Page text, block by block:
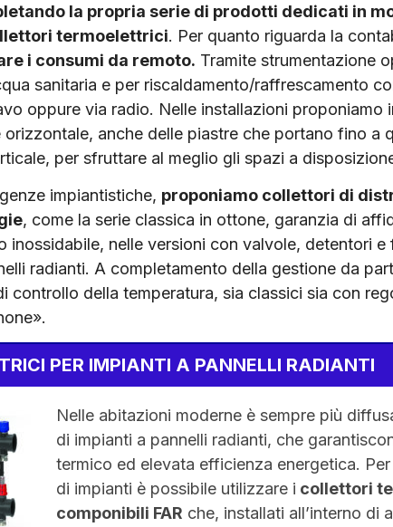
la propria serie di prodotti dedicati in
termoelettrici. Per quanto riguarda la
i consumi da remoto. Tramite strumentazione
sanitaria e per riscaldamento/raffrescamento
oppure via radio. Nelle installazioni proponiamo
anche delle piastre che portano fino a
per sfruttare al meglio gli spazi a
impiantistiche, proponiamo collettori di
, come la serie classica in ottone, garanzia di
inossidabile, nelle versioni con valvole, detentori e
radianti. A completamento della gestione da
controllo della temperatura, sia classici sia con
PER IMPIANTI A PANNELLI RADIANTI
Nelle abitazioni moderne è sempre più
di impianti a pannelli radianti, che
termico ed elevata efficienza energetica.
di impianti è possibile utilizzare i collettori
componibili FAR che, installati all’interno di